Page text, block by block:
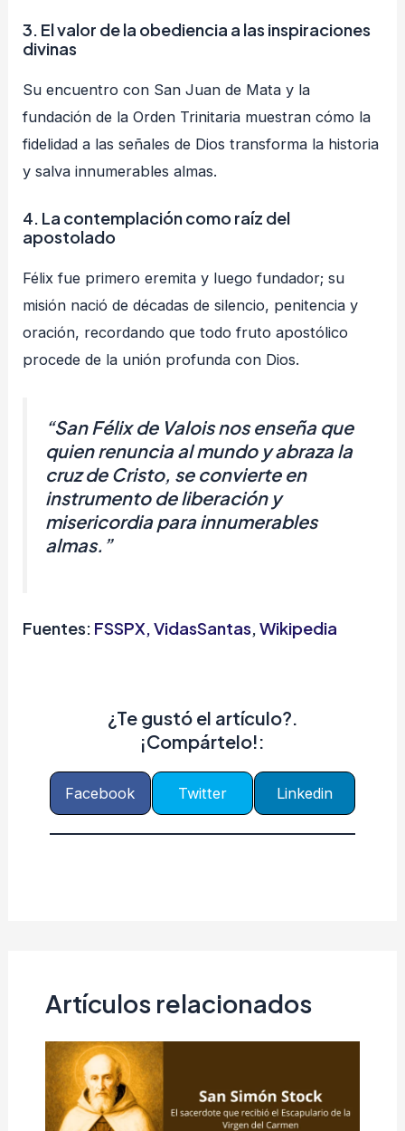
3. El valor de la obediencia a las inspiraciones
divinas
Su encuentro con San Juan de Mata y la
fundación de la Orden Trinitaria muestran cómo la
fidelidad a las señales de Dios transforma la historia
y salva innumerables almas.
4. La contemplación como raíz del
apostolado
Félix fue primero eremita y luego fundador; su
misión nació de décadas de silencio, penitencia y
oración, recordando que todo fruto apostólico
procede de la unión profunda con Dios.
“San Félix de Valois nos enseña que
quien renuncia al mundo y abraza la
cruz de Cristo, se convierte en
instrumento de liberación y
misericordia para innumerables
almas.”
Fuentes: FSSPX VidasSantas ,Wikipedia
¿Te gustó el artículo?.
¡Compártelo!:
Facebook Twitter Linkedin
Artículos relacionados